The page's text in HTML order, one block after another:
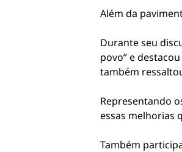
Além da
Durante seu
povo” e
também
Representando
essas melhorias
Também